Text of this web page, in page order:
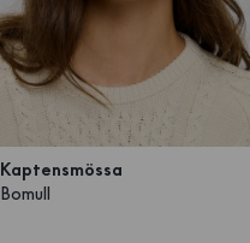
Kaptensmössa
Bomull